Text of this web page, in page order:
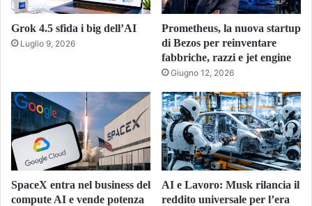
Grok 4.5 sfida i big dell’AI
Luglio 9, 2026
Prometheus, la nuova startup
di Bezos per reinventare
fabbriche, razzi e jet engine
Giugno 12, 2026
SpaceX entra nel business del
compute AI e vende potenza
AI e Lavoro: Musk rilancia il
reddito universale per l’era